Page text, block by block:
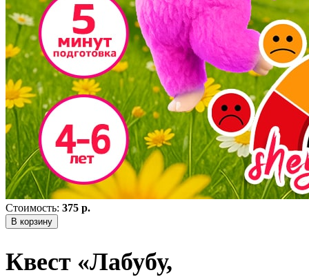
Стоимость: 375 р.
В корзину
Квест «Лабубу,